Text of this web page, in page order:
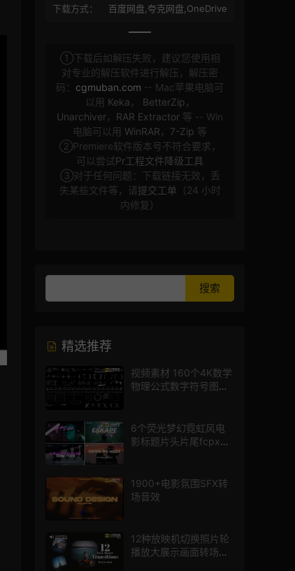
下载方式：
百度网盘,夸克网盘,OneDrive
①下载后如解压失败，建议您使用相
对专业的解压软件进行解压，解压密
码： cgmuban.com -- Mac苹果电脑可
以用 Keka ， BetterZip ，
Unarchiver， RAR Extractor 等 -- Win
电脑可以用 WinRAR ， 7-Zip 等
②Premiere软件版本号不符合要求，
可以尝试Pr工程文件降级工具
③对于任何问题：下载链接无效，丢
失某些文件等，请提交工单 （24 小时
内修复）
精选推荐
视频素材 160个4K数学
物理公式数字符号图标
6个荧光梦幻霓虹风电
影标题片头片尾fcpx插
1900+电影氛围SFX转
场音效
12种放映机切换照片轮
播放大展示画面转场动